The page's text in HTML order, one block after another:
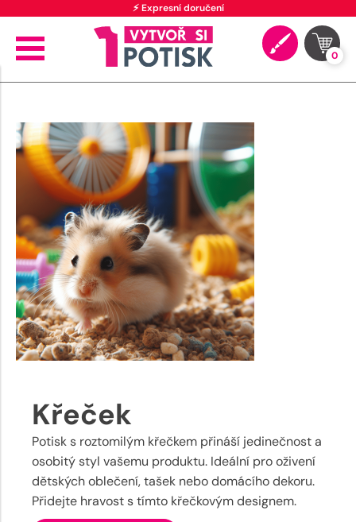
⚡ Expresní doručení
0
Křeček
Potisk s roztomilým křečkem přináší jedinečnost a
osobitý styl vašemu produktu. Ideální pro oživení
dětských oblečení, tašek nebo domácího dekoru.
Přidejte hravost s tímto křečkovým designem.